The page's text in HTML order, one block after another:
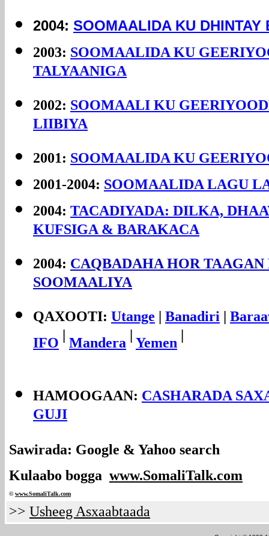
2004: SOOMAALIDA KU DHINTAY
2003: SOOMAALIDA KU
TALYAANIGA
2002: SOOMAALI KU
LIIBIYA
2001: SOOMAALIDA KU
2001-2004: SOOMAALIDA LAGU
2004: TACADIYADA: DILKA,
KUFSIGA & BARAKACA
2004: CAQBADAHA HOR TAAGAN
SOOMAALIYA
QAXOOTI: Utange | Banadiri |
IFO | Mandera | Yemen |
HAMOOGAAN: CASHARADA
GUJI
Sawirada: Google & Yahoo search
Kulaabo bogga www.SomaliTalk.com
©www.SomaliTalk.com
>> Usheeg Asxaabtaada